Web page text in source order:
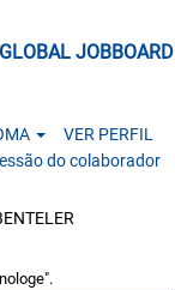
GLOBAL JOBBOARD
VER PERFIL
do colaborador